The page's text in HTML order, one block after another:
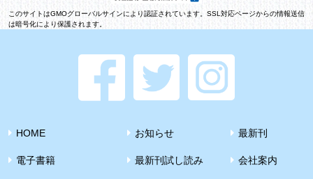
このサイトはGMOグローバルサインにより認証されています。SSL対応ページからの情報送信
は暗号化により保護されます。
HOME お知らせ 最新刊
電子書籍 最新刊試し読み 会社案内